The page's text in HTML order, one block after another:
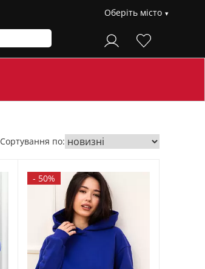
Оберіть місто
Сортування по:
- 50%